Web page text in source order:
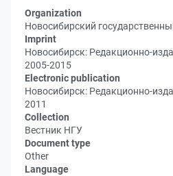
Organization
Новосибирский
Imprint
Новосибирск: Редакционно-
2005-2015
Electronic publication
Новосибирск: Редакционно-
2011
Collection
Вестник НГУ
Document type
Other
Language